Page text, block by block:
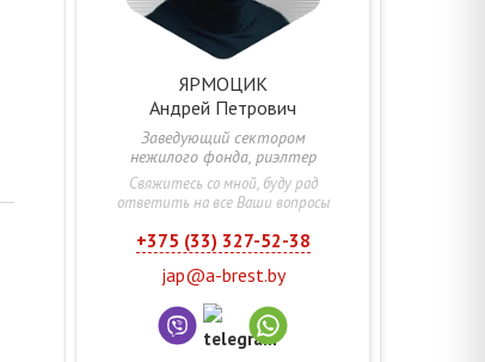
ЯРМОЦИК
Андрей Петрович
Заведующий сектором
нежилого фонда, риэлтер
Свяжитесь со мной, буду рад
ответить на все Ваши вопросы
+375 (33) 327-52-38
jap@a-brest.by